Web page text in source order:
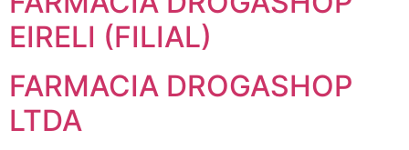
EIRELI (FILIAL)
FARMACIA DROGASHOP
LTDA